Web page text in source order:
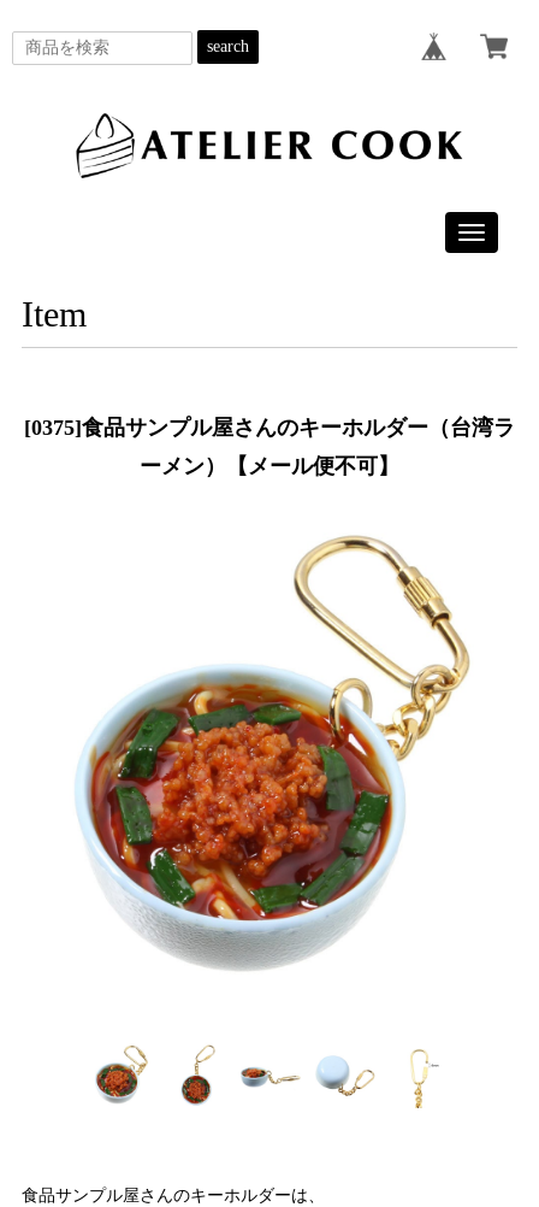
search
Toggle
Item
[0375]食品サンプル屋さんのキーホルダー（台湾ラ
ーメン）【メール便不可】
食品サンプル屋さんのキーホルダーは、